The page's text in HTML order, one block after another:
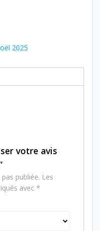
2025
votre avis
publiée. Les
avec *